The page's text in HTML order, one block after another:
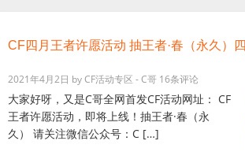
CF四月王者许愿活动 抽王者·春（永久）
2021年4月2日 byCF活动专区 - C哥 16条评论
大家好呀，又是C哥全网首发CF活动网址： CF
王者许愿活动，即将上线！抽王者·春（永
久） 请关注微信公众号：C […]